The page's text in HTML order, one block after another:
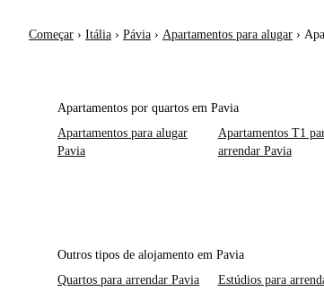
Começar › Itália › Pávia › Apartamentos para alugar ›
Apartamentos por quartos em Pavia
Apartamentos para alugar
Pavia
Apartamentos T1
arrendar Pavia
Outros tipos de alojamento em Pavia
Quartos para arrendar Pavia
Estúdios para